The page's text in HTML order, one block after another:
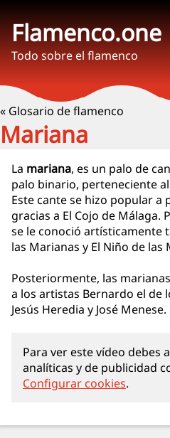
Flamenco.one
Todo sobre el flamenco
« Glosario de flamenco
Mariana
La mariana, es un palo de
palo binario, perteneciente
Este cante se hizo popular a
gracias a El Cojo de Málaga.
se le conoció artísticamente
las Marianas y El Niño de las
Posteriormente, las
a los artistas Bernardo el de
Jesús Heredia y José Menese.
Para ver este vídeo debes
analíticas y de publicidad
Configurar cookies.